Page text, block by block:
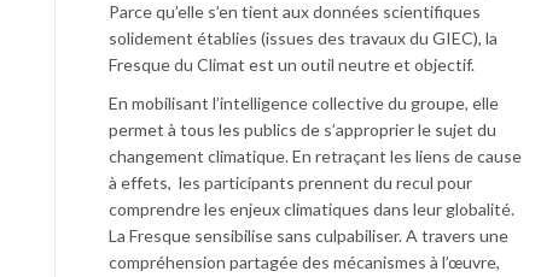
Parce qu’elle s’en tient aux données scientifiques
solidement établies (issues des travaux du GIEC), la
Fresque du Climat est un outil neutre et objectif.
En mobilisant l’intelligence collective du groupe, elle
permet à tous les publics de s’approprier le sujet du
changement climatique. En retraçant les liens de cause
à effets, les participants prennent du recul pour
comprendre les enjeux climatiques dans leur globalité.
La Fresque sensibilise sans culpabiliser. A travers une
compréhension partagée des mécanismes à l’œuvre,